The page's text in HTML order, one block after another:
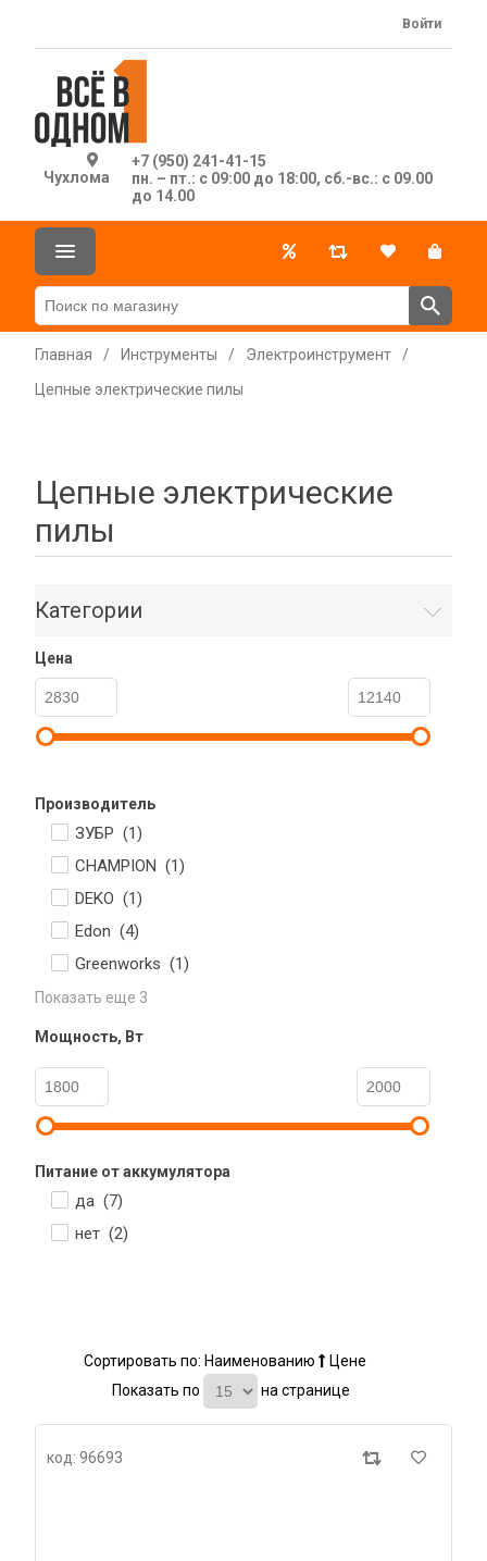
Чухлома
+7 (950) 241-41-15
пн. – пт.: с 09:00 до 18:00, сб.-вс.: с 09.00
до 14.00
Войти
Главная / Инструменты / Электроинструмент
/
Цепные электрические пилы
Цепные электрические
пилы
Категории
Цена
Производитель
ЗУБР (1)
CHAMPION (1)
DEKO (1)
Edon (4)
Greenworks (1)
Показать еще 3
Мощность, Вт
Питание от аккумулятора
да (7)
нет (2)
Сортировать по: Наименованию
Цене
Показать по
на странице
код: 96693